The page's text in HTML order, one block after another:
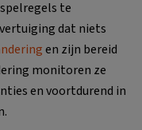
te
dat niets
en zijn bereid
monitoren ze
en voortdurend in